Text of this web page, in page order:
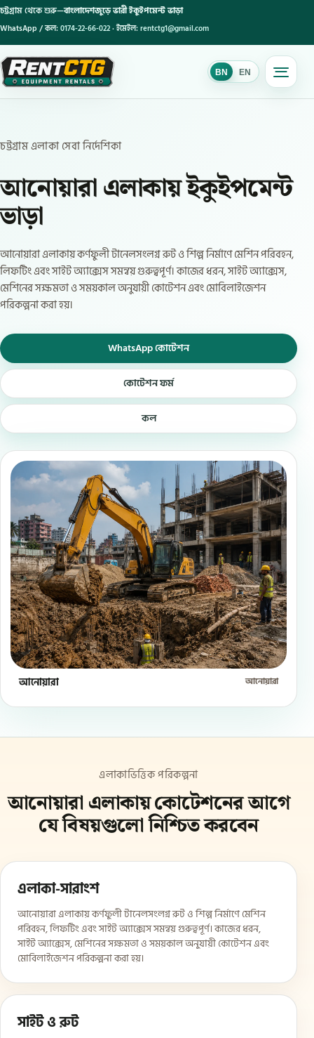
চট্টগ্রাম থেকে শুরু—বাংলাদেশজুড়ে ভারী ইকুইপমেন্ট ভাড়া
WhatsApp / কল:0174-22-66-022· ইমেইল:rentctg1@gmail.com
BN EN
BN
চট্টগ্রাম এলাকা সেবা নির্দেশিকা
আনোয়ারা এলাকায় ইকুইপমেন্ট
ভাড়া
আনোয়ারা এলাকায় কর্ণফুলী টানেলসংলগ্ন রুট ও শিল্প নির্মাণে মেশিন পরিবহন,
লিফটিং এবং সাইট অ্যাক্সেস সমন্বয় গুরুত্বপূর্ণ। কাজের ধরন, সাইট অ্যাক্সেস,
মেশিনের সক্ষমতা ও সময়কাল অনুযায়ী কোটেশন এবং মোবিলাইজেশন
পরিকল্পনা করা হয়।
WhatsApp কোটেশন
কোটেশন ফর্ম
কল
আনোয়ারা আনোয়ারা
এলাকাভিত্তিক পরিকল্পনা
আনোয়ারা এলাকায় কোটেশনের আগে
যে বিষয়গুলো নিশ্চিত করবেন
এলাকা-সারাংশ
আনোয়ারা এলাকায় কর্ণফুলী টানেলসংলগ্ন রুট ও শিল্প নির্মাণে মেশিন
পরিবহন, লিফটিং এবং সাইট অ্যাক্সেস সমন্বয় গুরুত্বপূর্ণ। কাজের ধরন,
সাইট অ্যাক্সেস, মেশিনের সক্ষমতা ও সময়কাল অনুযায়ী কোটেশন এবং
মোবিলাইজেশন পরিকল্পনা করা হয়।
সাইট ও রুট